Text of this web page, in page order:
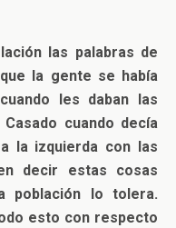
las palabras de
la gente se había
les daban las
cuando decía
la izquierda con las
decir estas cosas
población lo tolera.
esto con respecto